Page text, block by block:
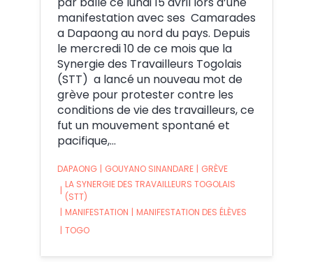
manifestation avec ses Camarades
a Dapaong au nord du pays. Depuis
le mercredi 10 de ce mois que la
Synergie des Travailleurs Togolais
(STT) a lancé un nouveau mot de
grève pour protester contre les
conditions de vie des travailleurs, ce
fut un mouvement spontané et
pacifique,…
DAPAONG | GOUYANO SINANDARE | GRÈVE
|
LA SYNERGIE DES TRAVAILLEURS TOGOLAIS
(STT)
| MANIFESTATION | MANIFESTATION DES ÉLÈVES
| TOGO